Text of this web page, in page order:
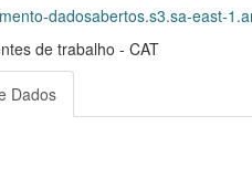
dadosabertos.s3.sa-east-
de trabalho - CAT
Dados